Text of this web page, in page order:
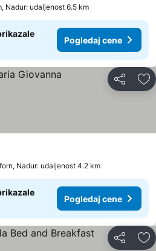
Nadur: udaljenost 6.5 km
Pogledaj cene
Deli
Nadur: udaljenost 4.2 km
Pogledaj cene
Deli